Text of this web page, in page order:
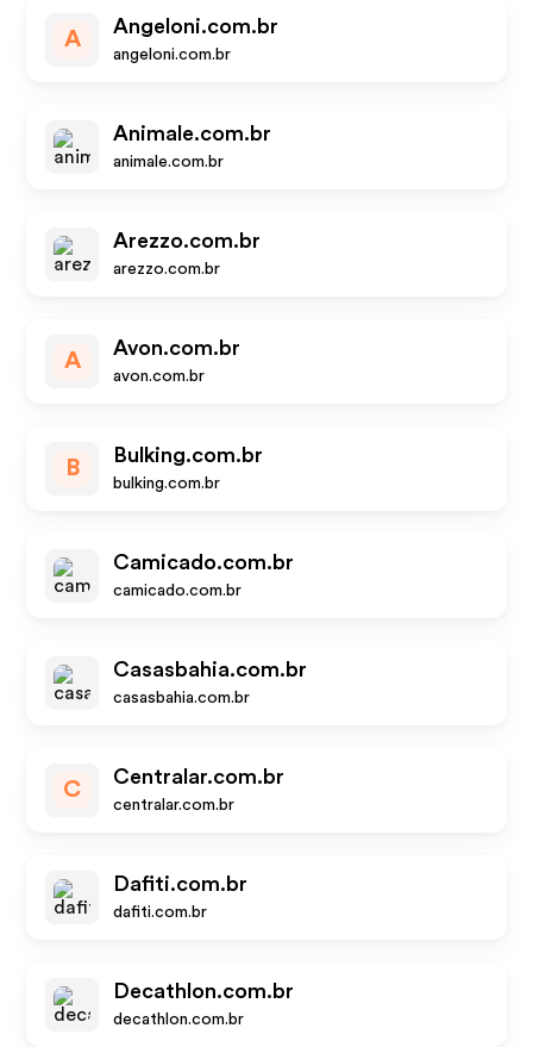
A
Angeloni.com.br
angeloni.com.br
Animale.com.br
animale.com.br
Arezzo.com.br
arezzo.com.br
A
Avon.com.br
avon.com.br
B
Bulking.com.br
bulking.com.br
Camicado.com.br
camicado.com.br
Casasbahia.com.br
casasbahia.com.br
C
Centralar.com.br
centralar.com.br
Dafiti.com.br
dafiti.com.br
Decathlon.com.br
decathlon.com.br